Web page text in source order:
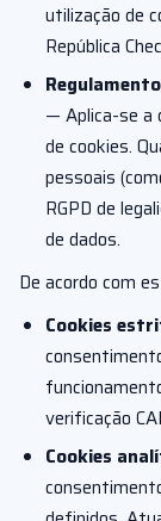
utilização de
República
— Aplica-se a
de cookies.
pessoais
RGPD de
de dados.
De acordo com
Cookies
verificação
Cookies